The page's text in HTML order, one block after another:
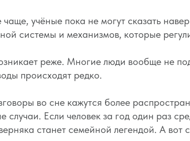
учёные пока не могут сказать
системы и механизмов, которые
реже. Многие люди вообще не
происходят редко.
во сне кажутся более
Если человек за год один раз
станет семейной легендой. А вот